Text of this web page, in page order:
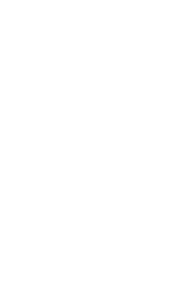
w przedszkolu czy
a jego wyniki w szkole w
- francuska, niszowa